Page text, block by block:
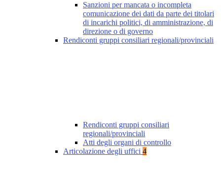
Sanzioni per mancata o incompleta
comunicazione dei dati da parte dei titolari
di incarichi politici, di amministrazione, di
direzione o di governo
Rendiconti gruppi consiliari regionali/provinciali
Rendiconti gruppi consiliari
regionali/provinciali
Atti degli organi di controllo
Articolazione degli uffici 4